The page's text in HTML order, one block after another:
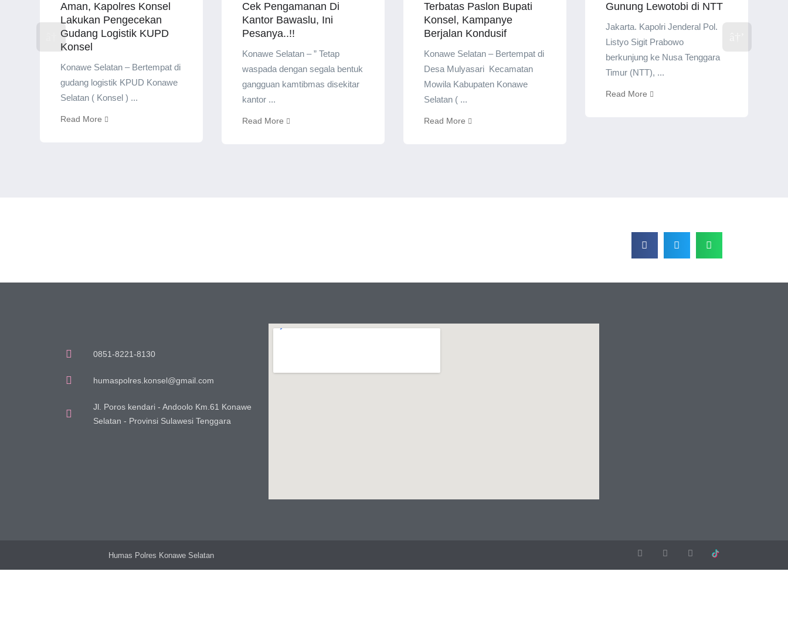
Aman, Kapolres Konsel
Lakukan Pengecekan
Gudang Logistik KUPD
Konsel
Konawe Selatan – Bertempat di
gudang logistik KPUD Konawe
Selatan ( Konsel ) ...
Read More
Cek Pengamanan Di
Kantor Bawaslu, Ini
Pesanya..!!
Konawe Selatan – ” Tetap
waspada dengan segala bentuk
gangguan kamtibmas disekitar
kantor ...
Read More
Terbatas Paslon Bupati
Konsel, Kampanye
Berjalan Kondusif
Konawe Selatan – Bertempat di
Desa Mulyasari Kecamatan
Mowila Kabupaten Konawe
Selatan ( ...
Read More
Gunung Lewotobi di NTT
Jakarta. Kapolri Jenderal Pol.
Listyo Sigit Prabowo
berkunjung ke Nusa Tenggara
Timur (NTT), ...
Read More
0851-8221-8130
humaspolres.konsel@gmail.com
Jl. Poros kendari - Andoolo Km.61 Konawe
Selatan - Provinsi Sulawesi Tenggara
Humas Polres Konawe Selatan